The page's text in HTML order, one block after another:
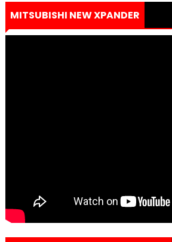
MITSUBISHI NEW XPANDER